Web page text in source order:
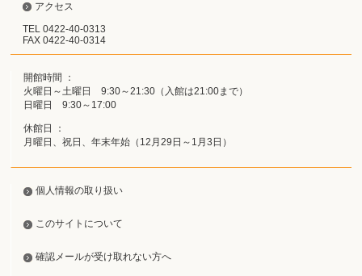
アクセス
TEL 0422-40-0313
FAX 0422-40-0314
開館時間 ：
火曜日～土曜日 9:30～21:30（入館は21:00まで）
日曜日 9:30～17:00
休館日 ：
月曜日、祝日、年末年始（12月29日～1月3日）
個人情報の取り扱い
このサイトについて
確認メールが受け取れない方へ